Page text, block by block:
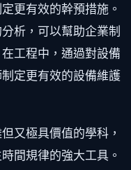
更有效的幹預措施。
析，可以幫助企業制
工程中，通過對設備
定更有效的設備維護
又極具價值的學科，
間規律的強大工具。